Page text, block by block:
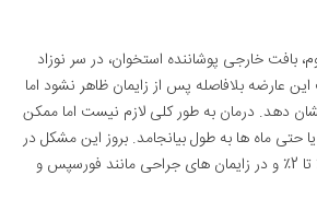
بافت خارجی پوشاننده استخوان، در سر نوزاد
عارضه بلافاصله پس از زایمان ظاهر نشود اما
دهد. درمان به طور کلی لازم نیست اما ممکن
ماه ها به طول بیانجامد. بروز این مشکل در
زایمان های طبیعی حدود 1٪ تا 2٪ و در زایمان های جراحی مانند فورسپس و